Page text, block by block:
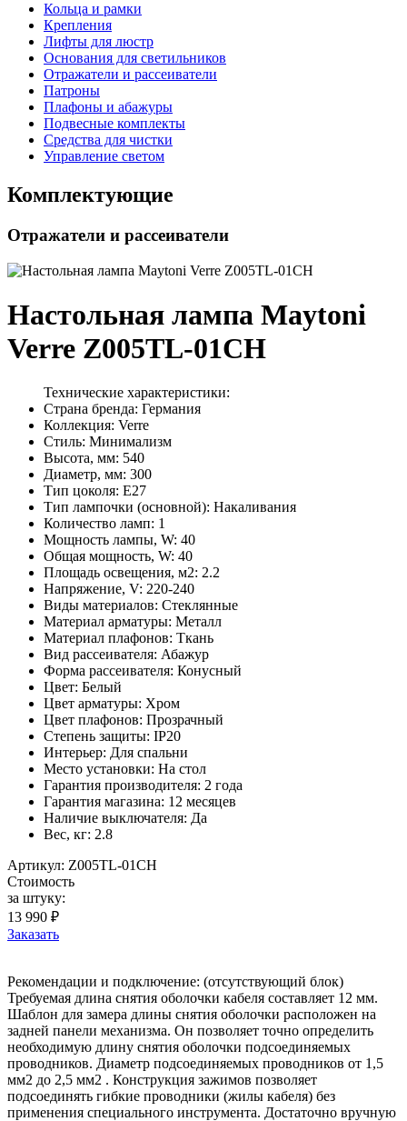
Кольца и рамки
Крепления
Лифты для люстр
Основания для светильников
Отражатели и рассеиватели
Патроны
Плафоны и абажуры
Подвесные комплекты
Средства для чистки
Управление светом
Комплектующие
Отражатели и рассеиватели
Настольная лампа Maytoni
Verre Z005TL-01CH
Технические характеристики:
Страна бренда: Германия
Коллекция: Verre
Стиль: Минимализм
Высота, мм: 540
Диаметр, мм: 300
Тип цоколя: E27
Тип лампочки (основной): Накаливания
Количество ламп: 1
Мощность лампы, W: 40
Общая мощность, W: 40
Площадь освещения, м2: 2.2
Напряжение, V: 220-240
Виды материалов: Стеклянные
Материал арматуры: Металл
Материал плафонов: Ткань
Вид рассеивателя: Абажур
Форма рассеивателя: Конусный
Цвет: Белый
Цвет арматуры: Хром
Цвет плафонов: Прозрачный
Степень защиты: IP20
Интерьер: Для спальни
Место установки: На стол
Гарантия производителя: 2 года
Гарантия магазина: 12 месяцев
Наличие выключателя: Да
Вес, кг: 2.8
Артикул: Z005TL-01CH
Стоимость
за штуку:
13 990 ₽
Заказать
Рекомендации и подключение: (отсутствующий блок)
Требуемая длина снятия оболочки кабеля составляет 12 мм.
Шаблон для замера длины снятия оболочки расположен на
задней панели механизма. Он позволяет точно определить
необходимую длину снятия оболочки подсоединяемых
проводников. Диаметр подсоединяемых проводников от 1,5
мм2 до 2,5 мм2 . Конструкция зажимов позволяет
подсоединять гибкие проводники (жилы кабеля) без
применения специального инструмента. Достаточно вручную